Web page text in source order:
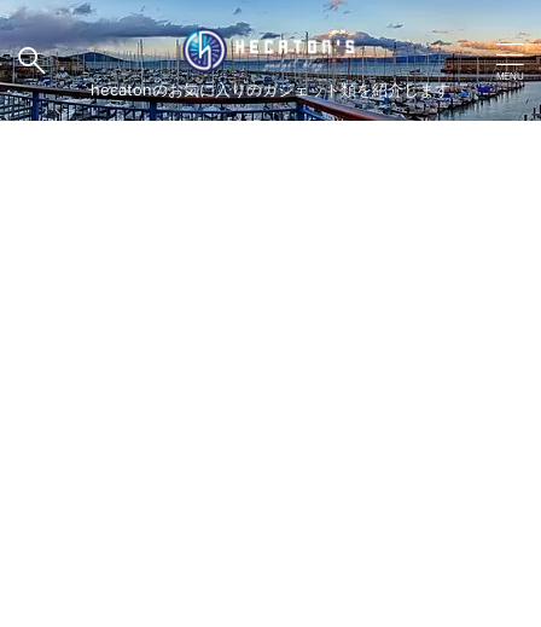
hecatonのお気に入りのガジェット類を紹介します